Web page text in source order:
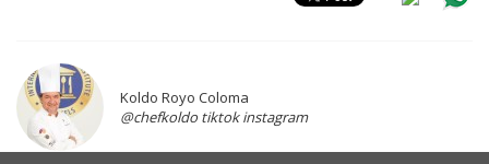
Koldo Royo Coloma
@chefkoldo tiktok instagram